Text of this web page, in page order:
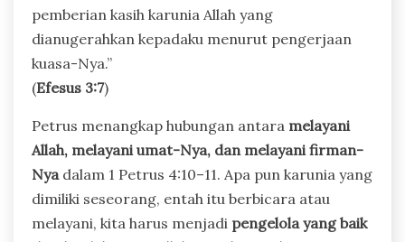
pemberian kasih karunia Allah yang
dianugerahkan kepadaku menurut pengerjaan
kuasa-Nya.”
(Efesus 3:7)
Petrus menangkap hubungan antara melayani
Allah, melayani umat-Nya, dan melayani firman-
Nya dalam 1 Petrus 4:10–11. Apa pun karunia yang
dimiliki seseorang, entah itu berbicara atau
melayani, kita harus menjadi pengelola yang baik